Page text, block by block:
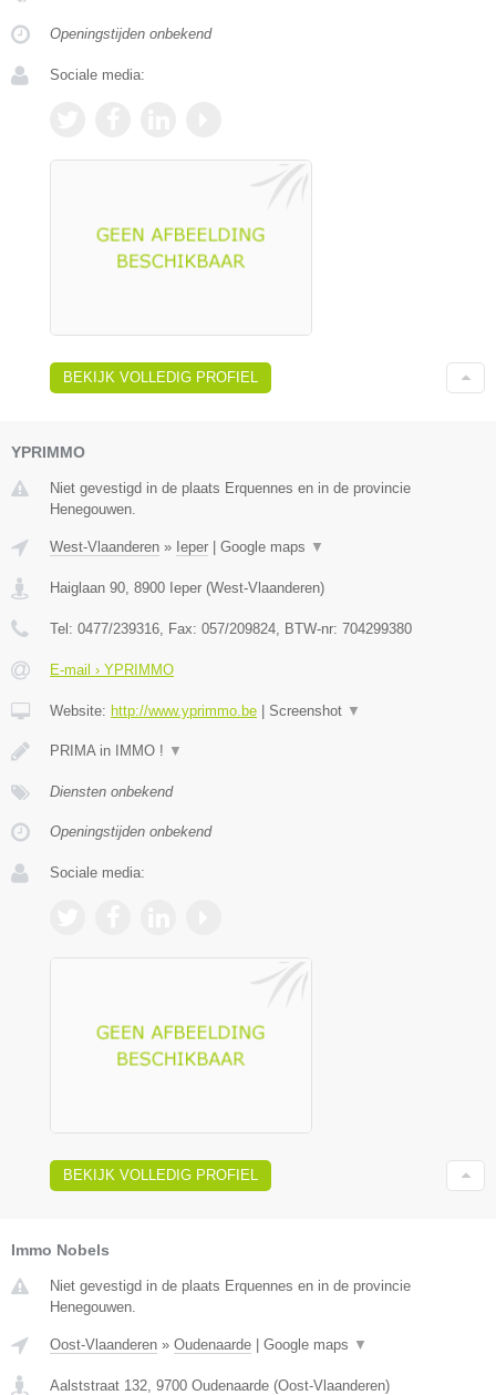
Openingstijden onbekend
Sociale media:
BEKIJK VOLLEDIG PROFIEL
YPRIMMO
Niet gevestigd in de plaats Erquennes en in de provincie
Henegouwen.
West-Vlaanderen » Ieper Google maps ▼
Haiglaan 90 8900 Ieper (West-Vlaanderen)
Tel: 0477/239316 , Fax: 057/209824 , BTW-nr: 704299380
E-mail › YPRIMMO
Website: http://www.yprimmo.be Screenshot ▼
PRIMA in IMMO ! ▼
Diensten onbekend
Openingstijden onbekend
Sociale media:
BEKIJK VOLLEDIG PROFIEL
Immo Nobels
Niet gevestigd in de plaats Erquennes en in de provincie
Henegouwen.
Oost-Vlaanderen » Oudenaarde | Google maps ▼
Aalststraat 132 9700 Oudenaarde (Oost-Vlaanderen)